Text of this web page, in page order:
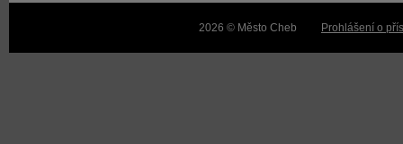
2026 © Město Cheb Prohlášení o